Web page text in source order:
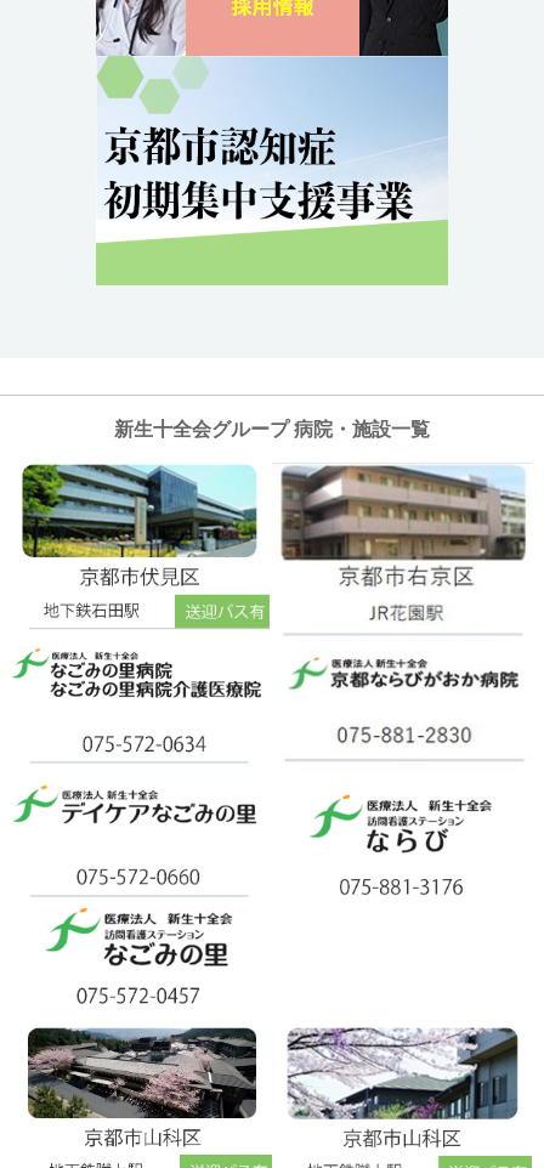
新生十全会グループ 病院・施設一覧